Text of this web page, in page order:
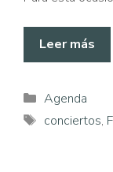
Leer más
Categorías
Agenda
Etiquetas
conciertos,